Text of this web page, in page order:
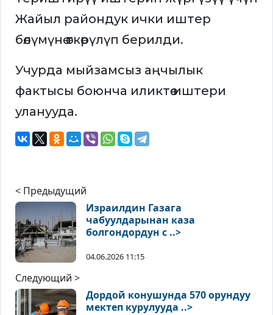
Жайыл райондук ички иштер
бөлүмүнө өткөрүлүп берилди.
Учурда мыйзамсыз аңчылык
фактысы боюнча иликтөө иштери
уланууда.
< Предыдущий
Израилдин Газага
чабуулдарынан каза
болгондордун с ..>
04.06.2026 11:15
Следующий >
Дордой конушунда 570 орундуу
мектеп курулууда ..>